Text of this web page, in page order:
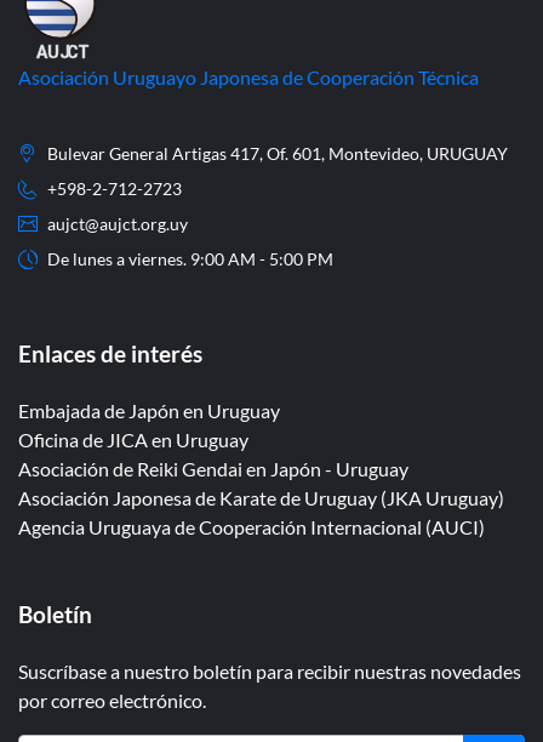
Asociación Uruguayo Japonesa de Cooperación Técnica
Bulevar General Artigas 417, Of. 601, Montevideo, URUGUAY
+598-2-712-2723
aujct@aujct.org.uy
De lunes a viernes. 9:00 AM - 5:00 PM
Enlaces de interés
Embajada de Japón en Uruguay
Oficina de JICA en Uruguay
Asociación de Reiki Gendai en Japón - Uruguay
Asociación Japonesa de Karate de Uruguay (JKA Uruguay)
Agencia Uruguaya de Cooperación Internacional (AUCI)
Boletín
Suscríbase a nuestro boletín para recibir nuestras novedades
por correo electrónico.